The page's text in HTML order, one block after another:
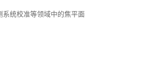
统校准等领域中的焦平面